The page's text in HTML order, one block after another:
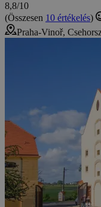
8,8/10
(Összesen 10 értékelés)
Praha-Vinoř,